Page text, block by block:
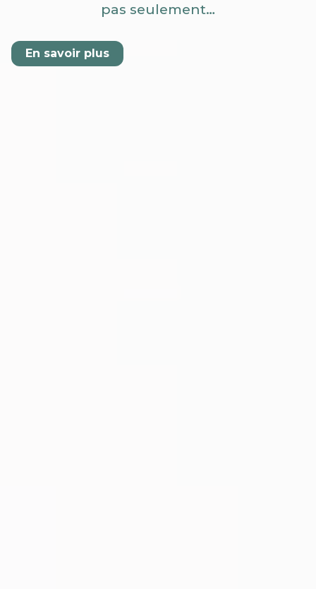
pas seulement…
En savoir plus